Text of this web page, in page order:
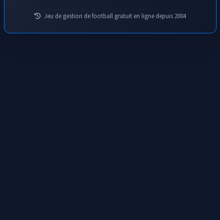
59
Locatelli
adresse un long centre en direction
deYildizqui reprend la balle de volée, le
Jeu de gestion de football gratuit en ligne depuis 2004